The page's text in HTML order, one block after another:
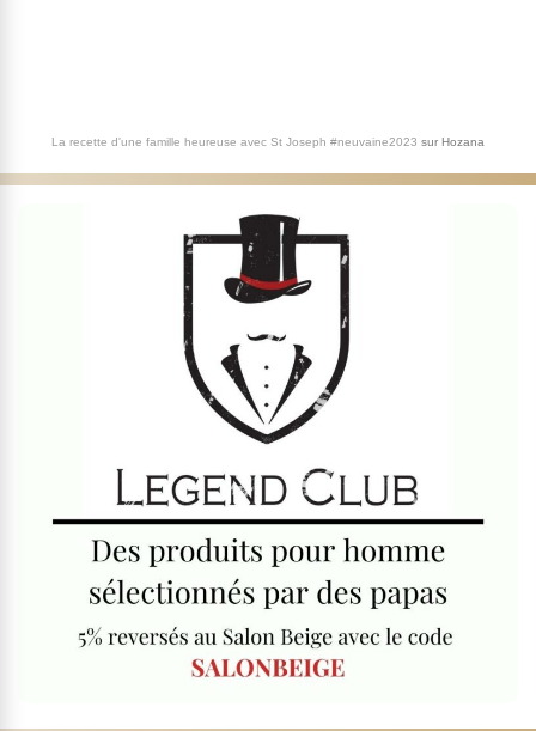
La recette d'une famille heureuse avec St Joseph #neuvaine2023 sur Hozana